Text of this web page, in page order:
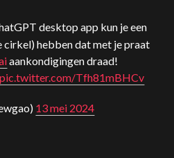
desktop app kun je een
hebben dat met je praat
aankondigingen draad!
pic.twitter.com/Tfh81mBHCv
13 mei 2024